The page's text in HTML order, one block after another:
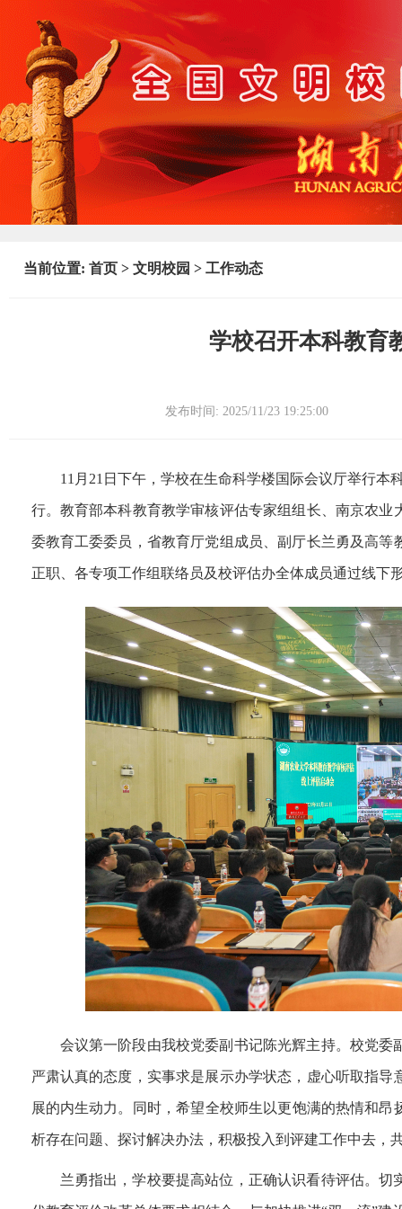
当前位置: 首页 > 文明校园 > 工作动态
学校召开本科教育
发布时间: 2025/11/23 19:25:00
11月21日下午，学校在生命科学楼国际会议厅举行
行。教育部本科教育教学审核评估专家组组长、南京农
委教育工委委员，省教育厅党组成员、副厅长兰勇及高
正职、各专项工作组联络员及校评估办全体成员通过线下
会议第一阶段由我校党委副书记陈光辉主持。 校党委
严肃认真的态度，实事求是展示办学状态，虚心听取指
展的内生动力。‌同时，希望全校师生以更饱满的热情和
析存在问题、探讨解决办法，积极投入到评建工作中去，
兰勇指出，学校要提高站位，正确认识看待评估。切